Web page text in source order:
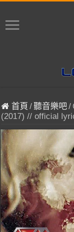
首頁 /聽音樂吧/
(2017) // official